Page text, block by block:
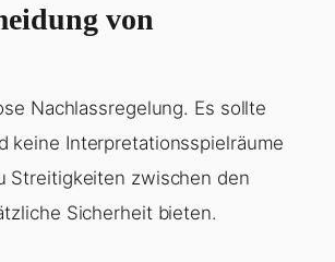
von
Nachlassregelung. Es sollte
keine Interpretationsspielräume
Streitigkeiten zwischen den
Sicherheit bieten.